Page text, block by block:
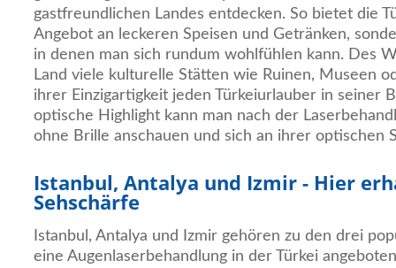
gastfreundlichen Landes entdecken. So bietet die
Angebot an leckeren Speisen und Getränken,
in denen man sich rundum wohlfühlen kann. Des
Land viele kulturelle Stätten wie Ruinen, Museen
ihrer Einzigartigkeit jeden Türkeiurlauber in seiner
optische Highlight kann man nach der
ohne Brille anschauen und sich an ihrer optischen
Istanbul, Antalya und Izmir - Hier
Sehschärfe
Istanbul, Antalya und Izmir gehören zu den drei
eine Augenlaserbehandlung in der Türkei